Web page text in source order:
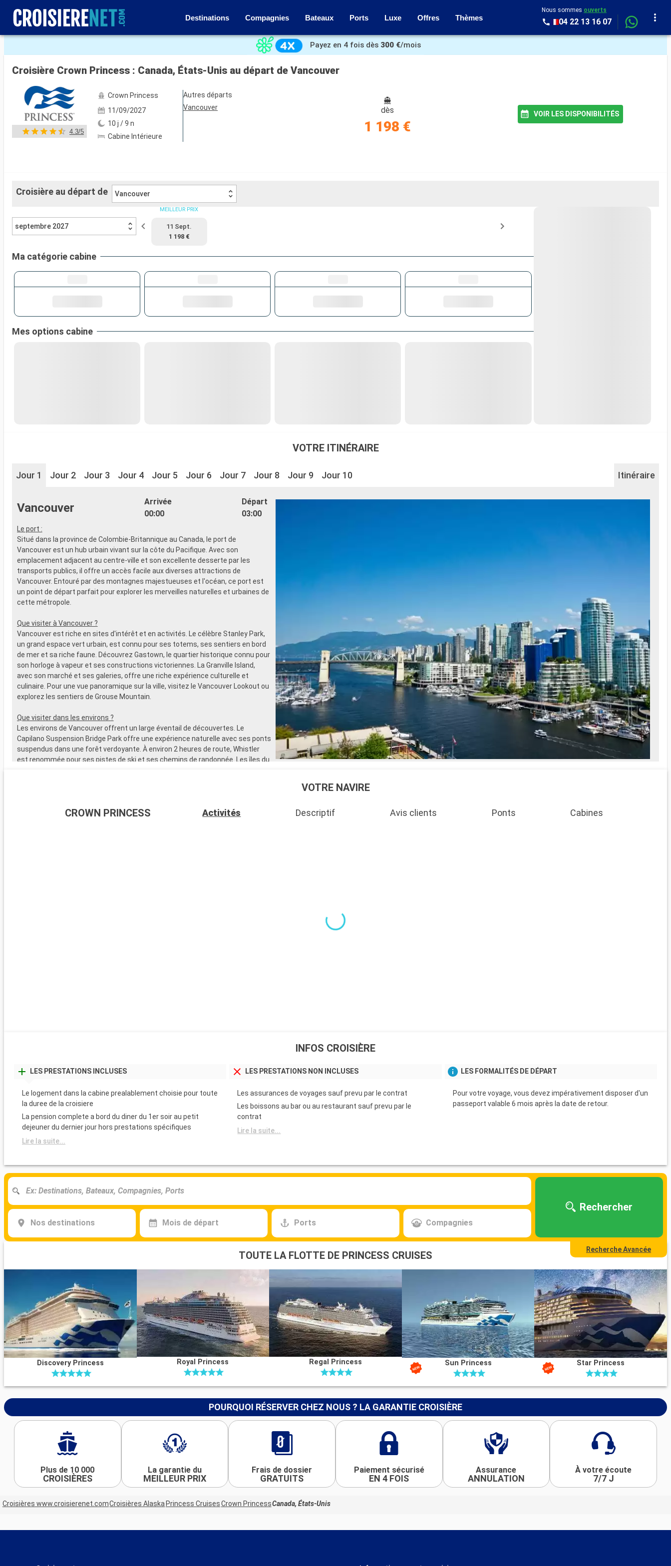
Destinations Compagnies Bateaux Ports Luxe Offres Thèmes
Nous sommes ouverts
04 22 13 16 07
Voir les 41 autres photos
Payez en 4 fois dès 300 €/mois
Croisière Crown Princess : Canada, États-Unis au départ de Vancouver
4.3/5
Crown Princess
11/09/2027
10 j / 9 n
Cabine Intérieure
Autres départs
Vancouver
dès
1 198 €
VOIR LES DISPONIBILITÉS
Croisière au départ de Vancouver
septembre 2027
MEILLEUR PRIX
11 Sept.
1 198 €
Ma catégorie cabine
Mes options cabine
VOTRE ITINÉRAIRE
Jour 1 Jour 2 Jour 3 Jour 4 Jour 5 Jour 6 Jour 7 Jour 8 Jour 9 Jour 10 Itinéraire
Vancouver
Arrivée
00:00
Départ
03:00
Le port :
Situé dans la province de Colombie-Britannique au Canada, le port de
Vancouver est un hub urbain vivant sur la côte du Pacifique. Avec son
emplacement adjacent au centre-ville et son excellente desserte par les
transports publics, il offre un accès facile aux diverses attractions de
Vancouver. Entouré par des montagnes majestueuses et l'océan, ce port est
un point de départ parfait pour explorer les merveilles naturelles et urbaines de
cette métropole.
Que visiter à Vancouver ?
Vancouver est riche en sites d'intérêt et en activités. Le célèbre Stanley Park,
un grand espace vert urbain, est connu pour ses totems, ses sentiers en bord
de mer et sa riche faune. Découvrez Gastown, le quartier historique connu pour
son horloge à vapeur et ses constructions victoriennes. La Granville Island,
avec son marché et ses galeries, offre une riche expérience culturelle et
culinaire. Pour une vue panoramique sur la ville, visitez le Vancouver Lookout ou
explorez les sentiers de Grouse Mountain.
Que visiter dans les environs ?
Les environs de Vancouver offrent un large éventail de découvertes. Le
Capilano Suspension Bridge Park offre une expérience naturelle avec ses ponts
suspendus dans une forêt verdoyante. À environ 2 heures de route, Whistler
est renommée pour ses pistes de ski et ses chemins de randonnée. Les îles du
VOTRE NAVIRE
CROWN PRINCESS Activités Descriptif Avis clients Ponts Cabines
INFOS CROISIÈRE
LES PRESTATIONS INCLUSES
Le logement dans la cabine prealablement choisie pour toute
la duree de la croisiere
La pension complete a bord du diner du 1er soir au petit
dejeuner du dernier jour hors prestations spécifiques
Lire la suite...
LES PRESTATIONS NON INCLUSES
Les assurances de voyages sauf prevu par le contrat
Les boissons au bar ou au restaurant sauf prevu par le
contrat
Lire la suite...
LES FORMALITÉS DE DÉPART
Pour votre voyage, vous devez impérativement disposer d'un
passeport valable 6 mois après la date de retour.
Nos destinations Mois de départ Ports Compagnies
Rechercher
Recherche Avancée
TOUTE LA FLOTTE DE PRINCESS CRUISES
Discovery Princess Royal Princess Regal Princess Sun Princess Star Princess
POURQUOI RÉSERVER CHEZ NOUS ? LA GARANTIE CROISIÈRE
Plus de 10 000
CROISIÈRES
La garantie du
MEILLEUR PRIX
Frais de dossier
GRATUITS
Paiement sécurisé
EN 4 FOIS
Assurance
ANNULATION
À votre écoute
7/7 J
Croisières www.croisierenet.comCroisières Alaska Princess CruisesCrown PrincessCanada, États-Unis